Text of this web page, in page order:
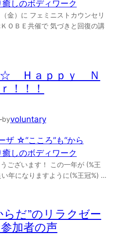
癒しのボディワーク
金）に フェミニストカウンセリ
ＯＢＥ共催で 気づきと回復の講
Ｈａｐｐｙ Ｎ
！！！
byvoluntary
ザ ☆“こころ”も“から
癒しのボディワーク
ございます！ この一年が (%王
年になりますように(%王冠%) …
らだ”のリラクゼー
加者の声